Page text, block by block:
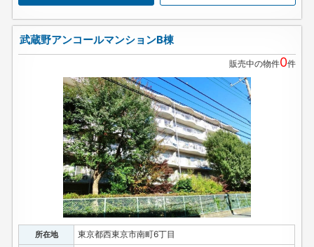
武蔵野アンコールマンションB棟
販売中の物件0件
所在地 東京都西東京市南町6丁目